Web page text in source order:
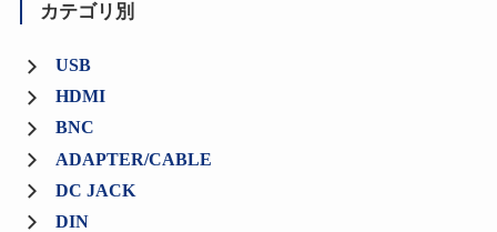
カテゴリ別
USB
HDMI
BNC
ADAPTER/CABLE
DC JACK
DIN